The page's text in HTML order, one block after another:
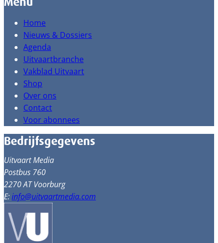
Home
Nieuws & Dossiers
Agenda
Uitvaartbranche
Vakblad Uitvaart
Shop
Over ons
Contact
Voor abonnees
Bedrijfsgegevens
Uitvaart Media
Postbus 760
2270 AT Voorburg
E:info@uitvaartmedia.com